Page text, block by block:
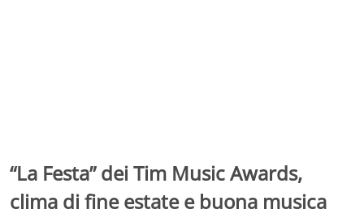
“La Festa” dei Tim Music Awards,
clima di fine estate e buona musica